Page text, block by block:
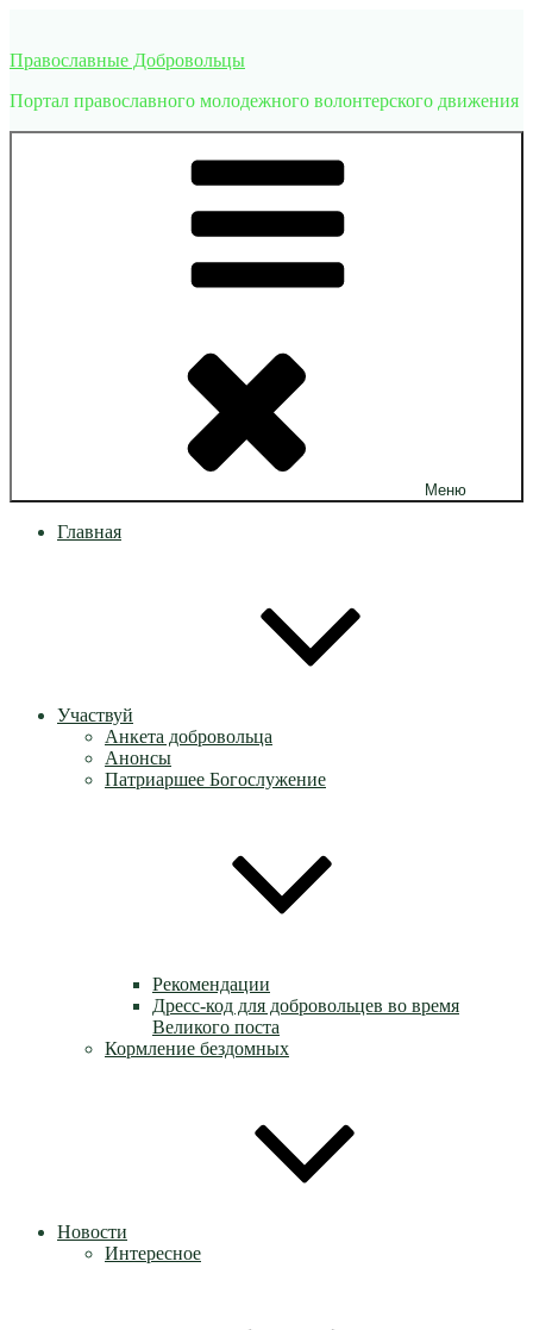
содержимому
Православные Добровольцы
Портал православного молодежного волонтерского движения
Меню
Главная
Участвуй
Анкета добровольца
Анонсы
Патриаршее Богослужение
Рекомендации
Дресс-код для добровольцев во время
Великого поста
Кормление бездомных
Новости
Интересное